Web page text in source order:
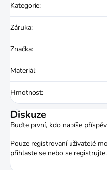
Kategorie:
Záruka:
Značka:
Materiál:
Hmotnost:
Diskuze
Buďte první, kdo napíše
Pouze registrovaní uživatelé
přihlaste se nebo se registrujte.